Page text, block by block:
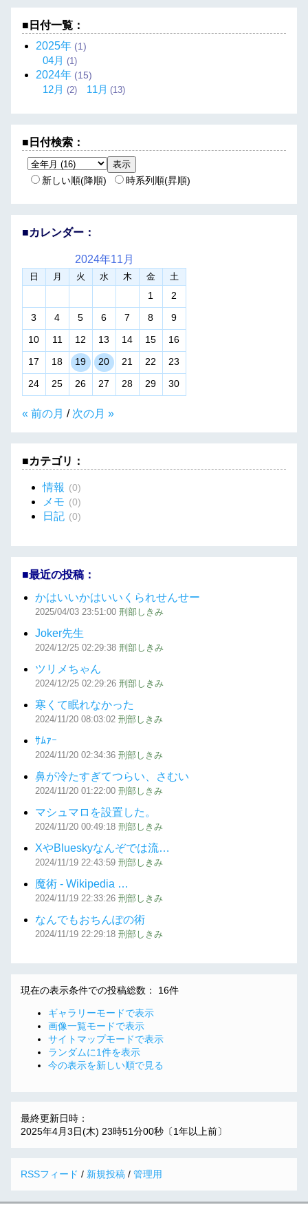
■日付一覧：
2025年 (1)
04月 (1)
2024年 (15)
12月 (2) 11 月 (13)
■日付検索：
新しい順(降順) 時系列順(昇順)
■カレンダー：
2024年11月
日 月 火 水 木 金 土
1
2
3
4 5 6 7 8
9
10
11 12 13 14 15
16
17
18 19 20 21 22
23
24
25 26 27 28 29 30
« 前の月 / 次の月 »
■カテゴリ：
情報 (0)
メモ (0)
日記 (0)
■最近の投稿：
かはいいかはいいくられせんせー
2025/04/03 23:51:00 刑部しきみ
Joker先生
2024/12/25 02:29:38 刑部しきみ
ツリメちゃん
2024/12/25 02:29:26 刑部しきみ
寒くて眠れなかった
2024/11/20 08:03:02 刑部しきみ
ｻﾑｧｰ
2024/11/20 02:34:36 刑部しきみ
鼻が冷たすぎてつらい、さむい
2024/11/20 01:22:00 刑部しきみ
マシュマロを設置した。
2024/11/20 00:49:18 刑部しきみ
XやBlueskyなんぞでは流…
2024/11/19 22:43:59 刑部しきみ
魔術 - Wikipedia …
2024/11/19 22:33:26 刑部しきみ
なんでもおちんぽの術
2024/11/19 22:29:18 刑部しきみ
現在の表示条件での投稿総数： 16件
ギャラリーモードで表示
画像一覧モードで表示
サイトマップモードで表示
ランダムに1件を表示
今の表示を新しい順で見る
最終更新日時：
2025年4月3日(木) 23時51分00秒〔1年以上前〕
RSSフィード / 新規投稿 /管理用